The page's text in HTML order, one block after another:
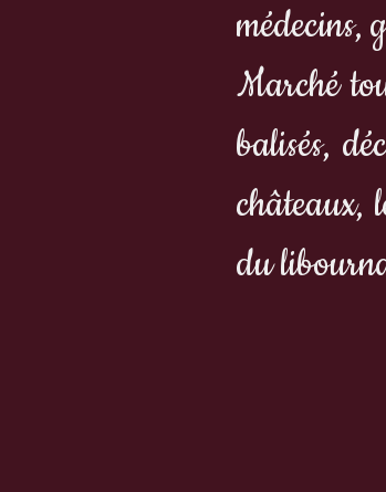
médecins,
Marché
balisés,
châteaux,
du